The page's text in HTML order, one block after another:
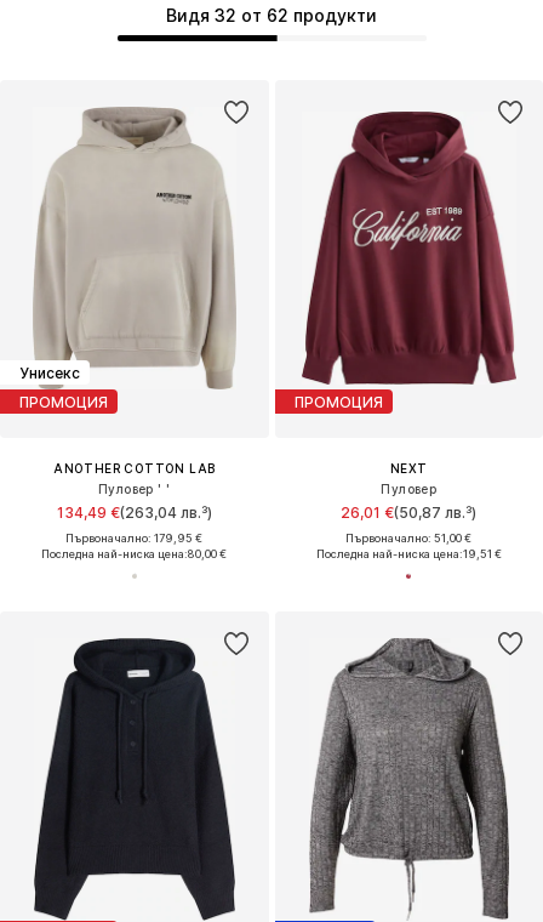
Унисекс
ПРОМОЦИЯ
ANOTHER COTTON LAB
Пуловер ' '
134,49 €(263,04 лв.³)
Първоначално: 179,95 €
Последна най-ниска цена:80,00 €
ПРОМОЦИЯ
NEXT
Пуловер
26,01 €(50,87 лв.³)
Първоначално: 51,00 €
Последна най-ниска цена:19,51 €
Видя 32 от 62 продукти